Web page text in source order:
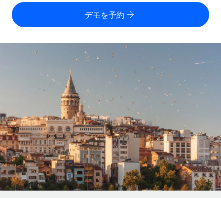
Contractor of Record
世界中の契約社員と法令を遵守して契約
世界中の契約社員をオンボーディングし、管理
複雑な雇用関連業務を外部委託
Remote統合
人事機能をワークフローにシームレスに統合する
プラットフォーム
チームのための人事の基本機能を内蔵
接続 新しい
Remoteを他社と比較
成長の段階
スタートアップ
成長中の企業向けのアジャイルなグローバルHR・給与処理ソ
リューション
ミッドマーケット
カスタマイズされた人事ソリューションでチームを拡大する
企業
大企業向けのグローバルHR
従業員コスト計算ツール
契約社員の報酬計算ツール
グローバルな契約社員向けに、通貨オプションと支払スピー
ドを確認する
REMOTEで学習
リサーチおよびガイド
活用事例
HR用語集
チェックリストおよびテンプレート
English
Español
Italiano
Português (Portugal)
ログイン
デモを予約